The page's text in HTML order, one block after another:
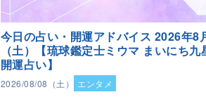
今日の占い・開運アドバイス 2026年8
（土）【琉球鑑定士ミウマ まいにち九
開運占い】
2026/08/08（土） エンタメ